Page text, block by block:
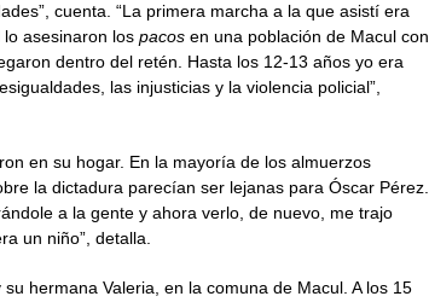
cuenta. “La primera marcha a la que asistí era
lo asesinaron lospacos en una población de Macul con
dentro del retén. Hasta los 12-13 años yo era
las injusticias y la violencia policial”,
en su hogar. En la mayoría de los almuerzos
la dictadura parecían ser lejanas para Óscar Pérez.
a la gente y ahora verlo, de nuevo, me trajo
un niño”, detalla.
hermana Valeria, en la comuna de Macul. A los 15